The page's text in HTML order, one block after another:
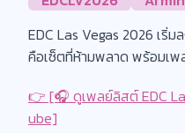
EDC Las Vegas 2026 เริ่
คือเซ็ตที่ห้ามพลาด พร้อมเ
👉 [🎧 ดูเพลย์ลิสต์ EDC
ube]